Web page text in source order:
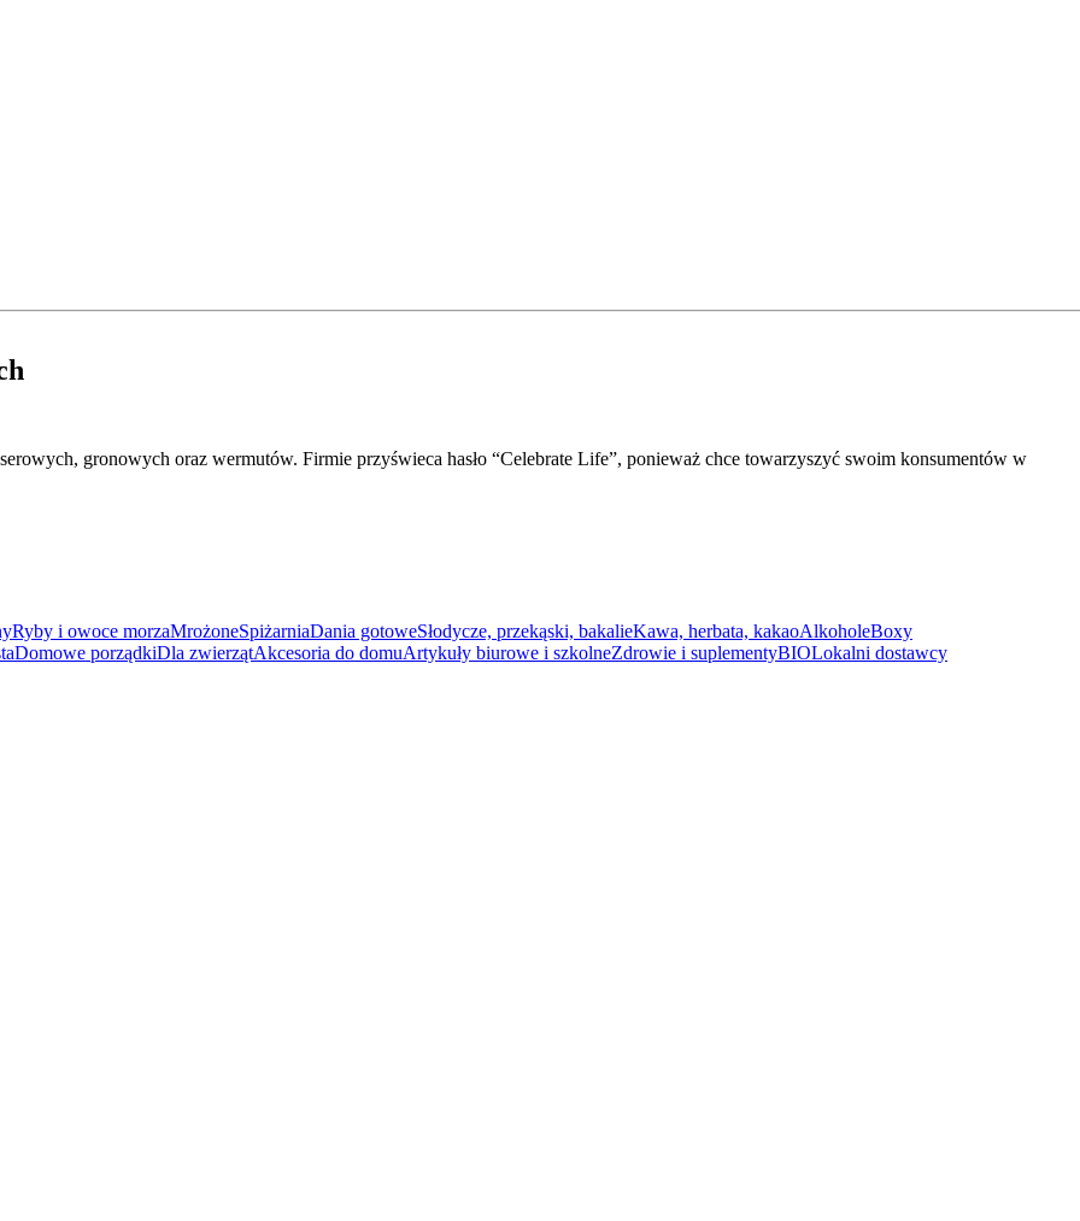
Ryby i owoce morzaMrożoneSpiżarniaDania gotoweSłodycze, przekąski, bakalieKawa, herbata, kakaoAlkoholeBoxy
Domowe porządkiDla zwierzątAkcesoria do domuArtykuły biurowe i szkolneZdrowie i suplementyBIOLokalni dostawcy
gronowych oraz wermutów. Firmie przyświeca hasło “Celebrate Life”, ponieważ chce towarzyszyć swoim konsumentów w